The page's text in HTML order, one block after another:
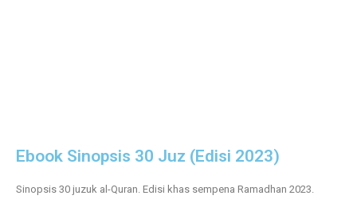
Ebook Sinopsis 30 Juz (Edisi 2023)
Sinopsis 30 juzuk al-Quran. Edisi khas sempena Ramadhan 2023.